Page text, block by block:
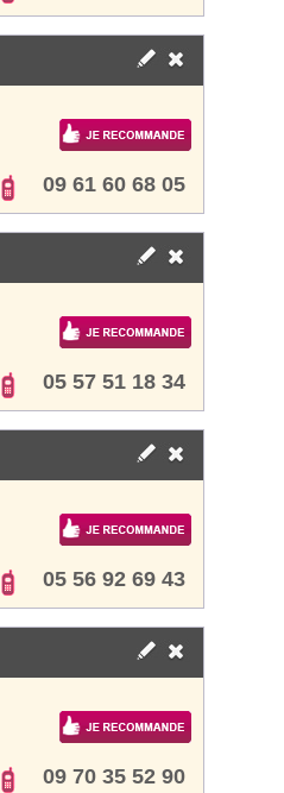
09 61 60 68 05
05 57 51 18 34
05 56 92 69 43
09 70 35 52 90